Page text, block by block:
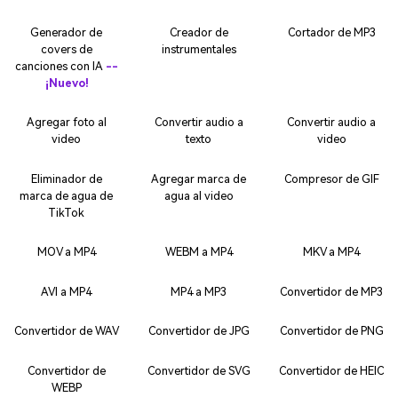
Generador de
covers de
canciones con IA --
¡Nuevo!
Creador de
instrumentales
Cortador de MP3
Agregar foto al
video
Convertir audio a
texto
Convertir audio a
video
Eliminador de
marca de agua de
TikTok
Agregar marca de
agua al video
Compresor de GIF
MOV a MP4 WEBM a MP4 MKV a MP4
AVI a MP4 MP4 a MP3 Convertidor de MP3
Convertidor de WAV Convertidor de JPG Convertidor de PNG
Convertidor de
WEBP
Convertidor de SVG Convertidor de HEIC